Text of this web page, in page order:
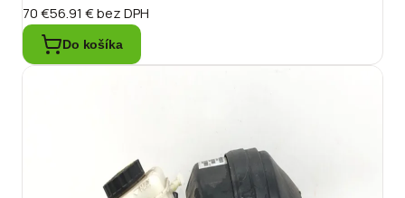
70 €56.91 €bez DPH
Do košíka